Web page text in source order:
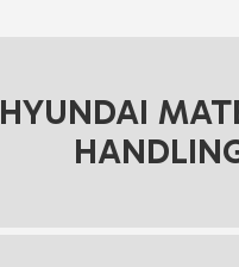
HYUNDAI